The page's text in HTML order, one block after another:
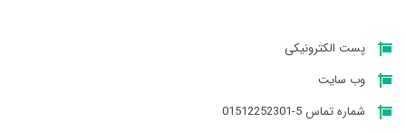
پست الکترونیکی
وب سایت
شماره تماس 5-01512252301